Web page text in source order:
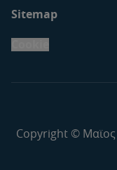
Sitemap
Copyright ©